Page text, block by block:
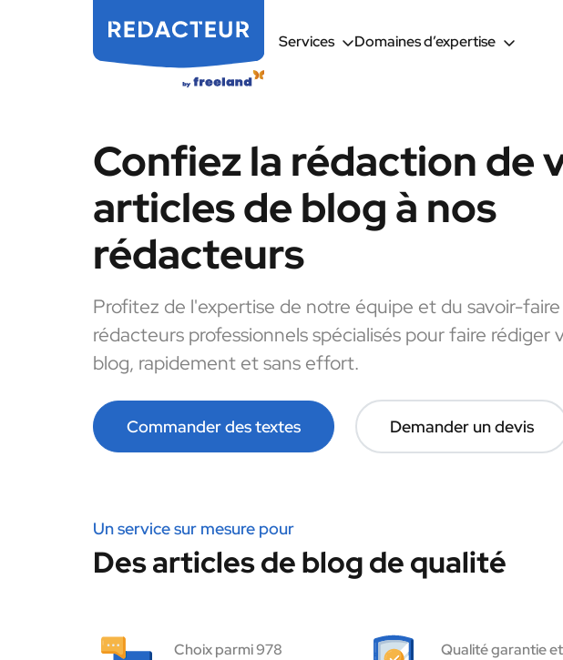
Services Domaines d’expertise
Confiez la rédaction de
articles de blog à nos
rédacteurs
Profitez de l'expertise de notre équipe et du savoir-
rédacteurs professionnels spécialisés pour faire rédiger
blog, rapidement et sans effort.
Commander des textes Demander un devis
Un service sur mesure pour
Des articles de blog de qualité
Choix parmi 978
Qualité garantie et